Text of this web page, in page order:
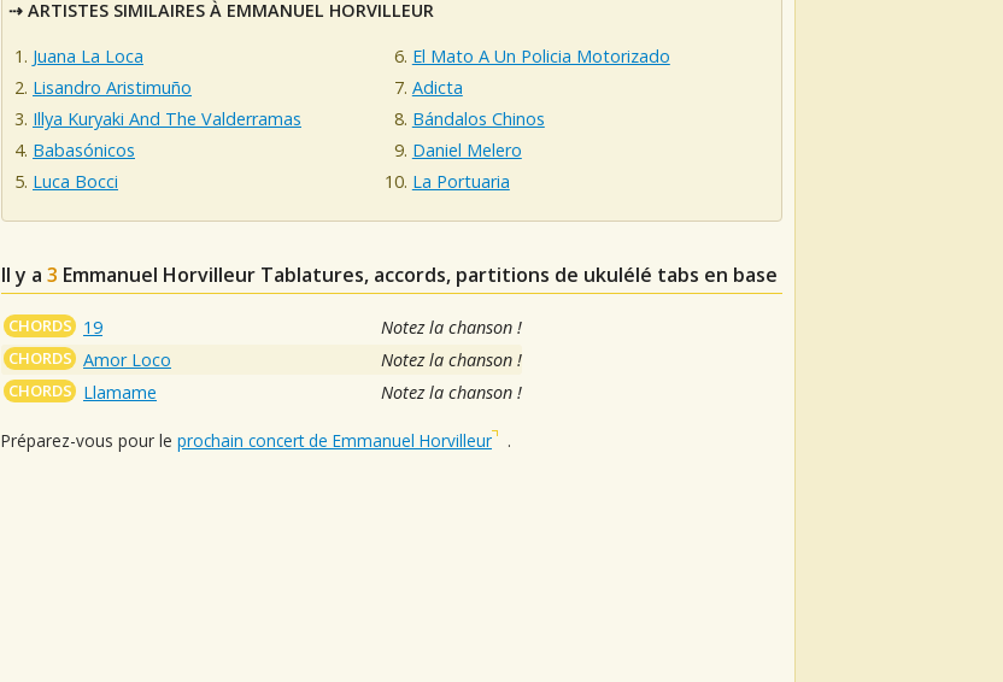
ARTISTES SIMILAIRES À EMMANUEL HORVILLEUR
Juana La Loca
Lisandro Aristimuño
Illya Kuryaki And The Valderramas
Babasónicos
Luca Bocci
El Mato A Un Policia Motorizado
Adicta
Bándalos Chinos
Daniel Melero
La Portuaria
Il y a 3 Emmanuel Horvilleur Tablatures, accords, partitions de ukulélé tabs en base
CHORDS 19 Notez la chanson !
CHORDS Amor Loco Notez la chanson !
CHORDS Llamame Notez la chanson !
Préparez-vous pour le prochain concert de Emmanuel Horvilleur .